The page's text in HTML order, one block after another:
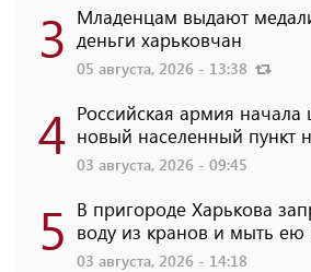
3 Младенцам выдают
деньги харьковчан
05 августа, 2026 - 13:38
4 Российская армия
новый населенный пункт
03 августа, 2026 - 09:45
5 В пригороде Харькова
воду из кранов и мыть ею
03 августа, 2026 - 14:18